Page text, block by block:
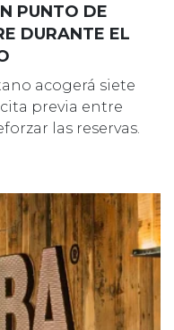
PUNTO DE
DURANTE EL
acogerá siete
previa entre
las reservas.